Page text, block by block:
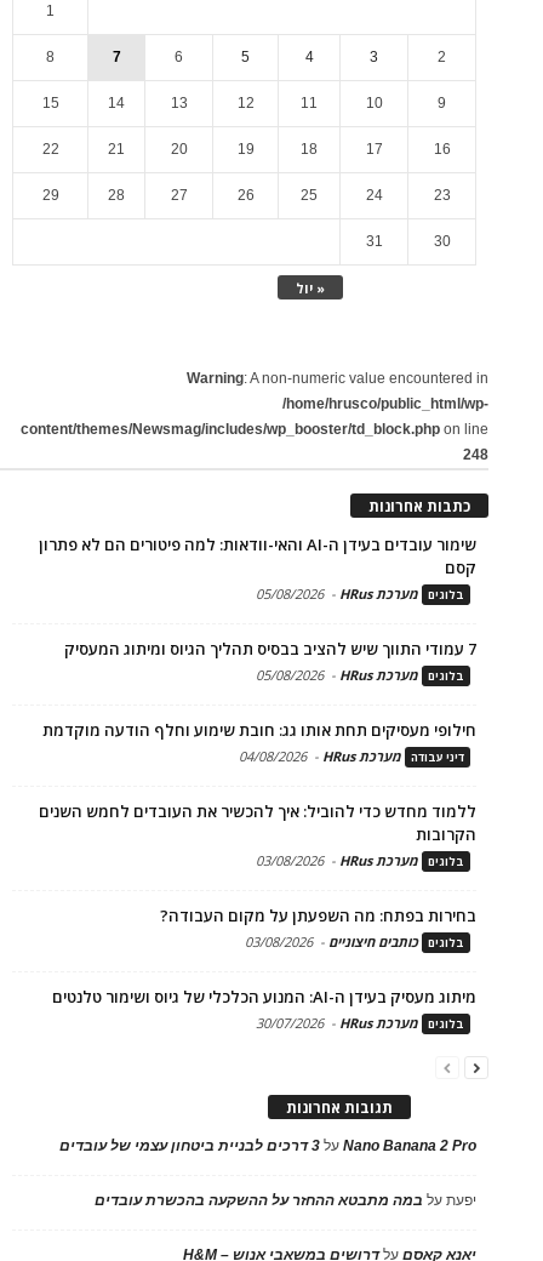
« יול
1
2
3
4
5
6
7
8
9
10
11
12
13
14
15
16
17
18
19
20
21
22
23
24
25
26
27
28
29
30
31
Warning: A non-numeric value encountered in
/home/hrusco/public_html/wp-
content/themes/Newsmag/includes/wp_booster/td_block.php on line
248
כתבות אחרונות
שימור עובדים בעידן ה-AI והאי-וודאות: למה פיטורים הם לא פתרון
קסם
בלוגים מערכת HRus -
05/08/2026
7 עמודי התווך שיש להציב בבסיס תהליך הגיוס ומיתוג המעסיק
בלוגים מערכת HRus -
05/08/2026
חילופי מעסיקים תחת אותו גג: חובת שימוע וחלף הודעה מוקדמת
דיני עבודה מערכת HRus -
04/08/2026
ללמוד מחדש כדי להוביל: איך להכשיר את העובדים לחמש השנים
הקרובות
בלוגים מערכת HRus -
03/08/2026
בחירות בפתח: מה השפעתן על מקום העבודה?
בלוגים כותבים חיצוניים -
03/08/2026
מיתוג מעסיק בעידן ה-AI: המנוע הכלכלי של גיוס ושימור טלנטים
בלוגים מערכת HRus -
30/07/2026
תגובות אחרונות
Nano Banana 2 Proעל 3 דרכים לבניית ביטחון עצמי של עובדים
יפעתעל במה מתבטא ההחזר על ההשקעה בהכשרת עובדים
יאנא קאסםעלדרושים במשאבי אנוש – H&M